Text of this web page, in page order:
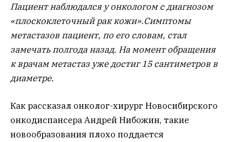
Пациент наблюдался у онкологом с диагнозом
«плоскоклеточный рак кожи».Симптомы
метастазов пациент, по его словам, стал
замечать полгода назад. На момент обращения
к врачам метастаз уже достиг 15 сантиметров в
диаметре.
Как рассказал онколог-хирург Новосибирского
онкодиспансера Андрей Нибожин, такие
новообразования плохо поддается